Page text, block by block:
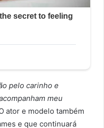
pelo carinho e
meu
ator e modelo também
e que continuará